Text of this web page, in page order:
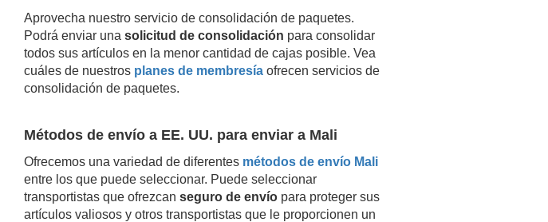
Aprovecha nuestro servicio de consolidación de paquetes.
Podrá enviar una solicitud de consolidación para consolidar
todos sus artículos en la menor cantidad de cajas posible. Vea
cuáles de nuestros planes de membresía ofrecen servicios de
consolidación de paquetes.
Métodos de envío a EE. UU. para enviar a Mali
Ofrecemos una variedad de diferentes métodos de envío Mali
entre los que puede seleccionar. Puede seleccionar
transportistas que ofrezcan seguro de envío para proteger sus
artículos valiosos y otros transportistas que le proporcionen un